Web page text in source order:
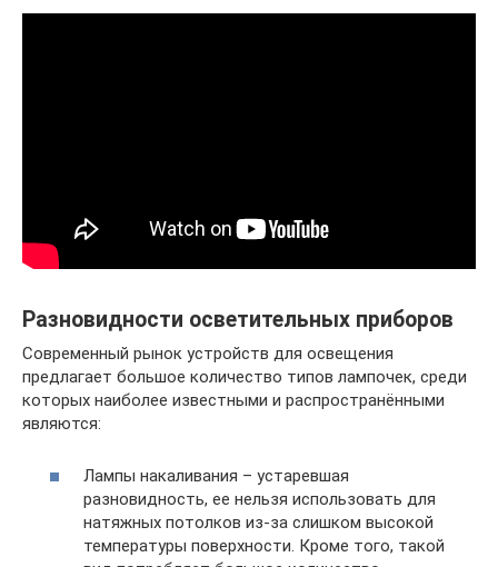
Разновидности осветительных приборов
Современный рынок устройств для освещения
предлагает большое количество типов лампочек, среди
которых наиболее известными и распространёнными
являются:
Лампы накаливания – устаревшая
разновидность, ее нельзя использовать для
натяжных потолков из-за слишком высокой
температуры поверхности. Кроме того, такой